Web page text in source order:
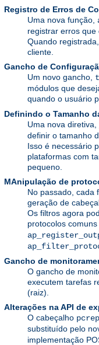
Registro de Erros de
Uma nova função,
registrar erros que
Quando
cliente.
Gancho de
Um novo gancho,
módulos que
quando o usuário
Definindo o Tamanho
Uma nova diretiva,
definir o tamanho
Isso é necessário
plataformas com
pequeno.
MAnipulação de
No passado, cada
geração de
Os filtros agora
protocolos comuns
Gancho de
O gancho de
executem tarefas
(raiz).
Alterações na API de
O cabeçalho
substituído pelo
implementação